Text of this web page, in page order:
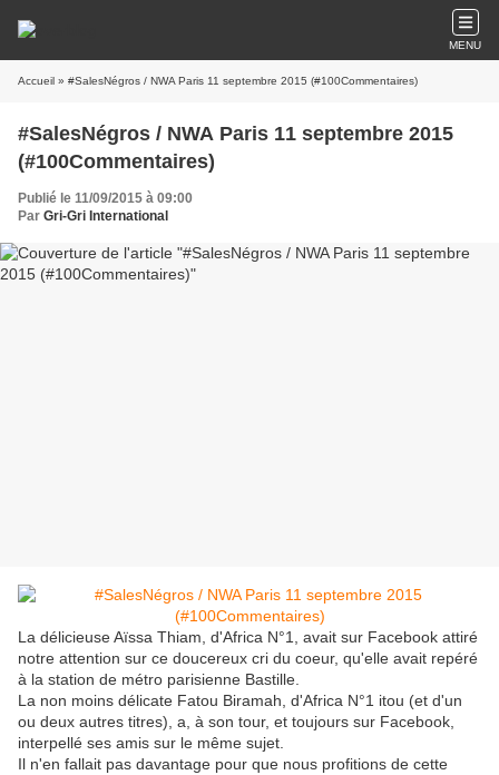
MENU
Accueil » #SalesNégros / NWA Paris 11 septembre 2015 (#100Commentaires)
#SalesNégros / NWA Paris 11 septembre 2015
(#100Commentaires)
Publié le 11/09/2015 à 09:00
Par Gri-Gri International
La délicieuse Aïssa Thiam, d'Africa N°1, avait sur Facebook attiré
notre attention sur ce doucereux cri du coeur, qu'elle avait repéré
à la station de métro parisienne Bastille.
La non moins délicate Fatou Biramah, d'Africa N°1 itou (et d'un
ou deux autres titres), a, à son tour, et toujours sur Facebook,
interpellé ses amis sur le même sujet.
Il n'en fallait pas davantage pour que nous profitions de cette